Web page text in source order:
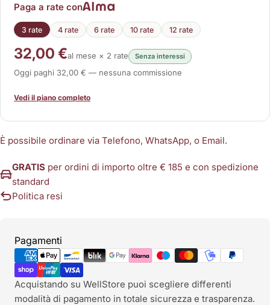
Paga a rate con
3 rate 4 rate 6 rate 10 rate 12 rate
32,00 €al mese × 2 rate Senza interessi
Oggi paghi 32,00 € — nessuna commissione
Vedi il piano completo
È possibile ordinare via Telefono, WhatsApp, o Email.
GRATIS per ordini di importo oltre € 185 e con spedizione
standard
Politica resi
Pagamenti
Metodi
di
pagamento
Acquistando su WellStore puoi scegliere differenti
modalità di pagamento in totale sicurezza e trasparenza.